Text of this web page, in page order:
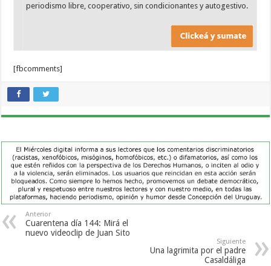
periodismo libre, cooperativo, sin condicionantes y autogestivo.
[fbcomments]
Anterior
Cuarentena día 144: Mirá el
nuevo videoclip de Juan Sito
Siguiente
Una lagrimita por el padre
Casaldáliga